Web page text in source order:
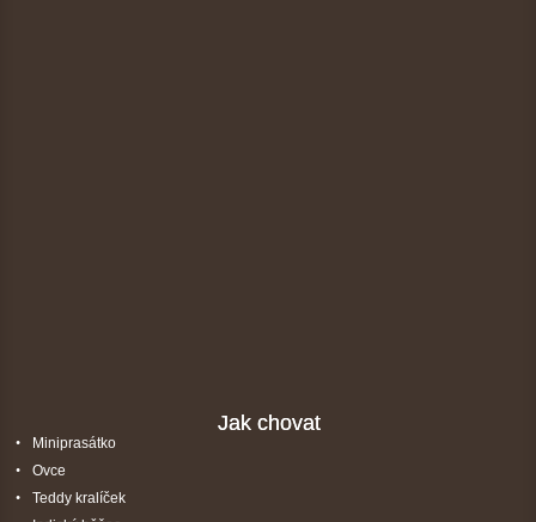
Jak chovat
Miniprasátko
Ovce
Teddy kralíček